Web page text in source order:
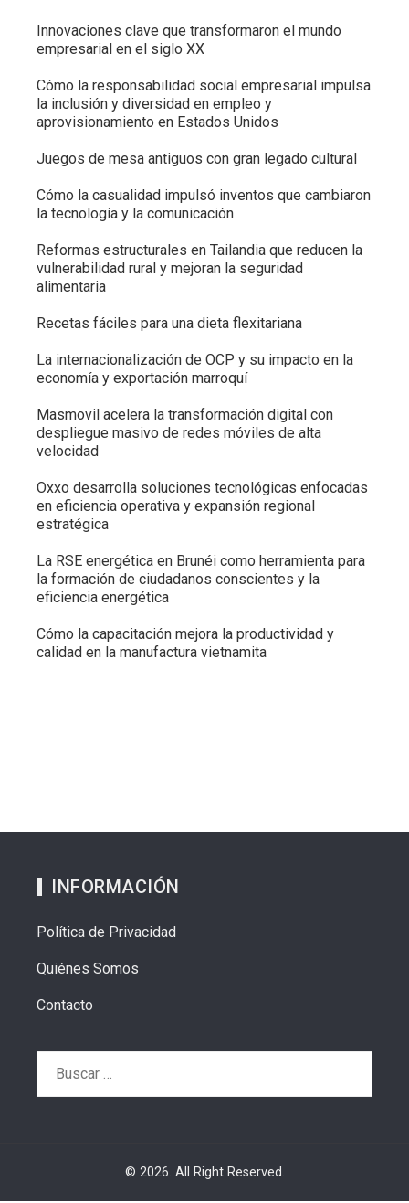
Innovaciones clave que transformaron el mundo
empresarial en el siglo XX
Cómo la responsabilidad social empresarial impulsa
la inclusión y diversidad en empleo y
aprovisionamiento en Estados Unidos
Juegos de mesa antiguos con gran legado cultural
Cómo la casualidad impulsó inventos que cambiaron
la tecnología y la comunicación
Reformas estructurales en Tailandia que reducen la
vulnerabilidad rural y mejoran la seguridad
alimentaria
Recetas fáciles para una dieta flexitariana
La internacionalización de OCP y su impacto en la
economía y exportación marroquí
Masmovil acelera la transformación digital con
despliegue masivo de redes móviles de alta
velocidad
Oxxo desarrolla soluciones tecnológicas enfocadas
en eficiencia operativa y expansión regional
estratégica
La RSE energética en Brunéi como herramienta para
la formación de ciudadanos conscientes y la
eficiencia energética
Cómo la capacitación mejora la productividad y
calidad en la manufactura vietnamita
INFORMACIÓN
Política de Privacidad
Quiénes Somos
Contacto
© 2026. All Right Reserved.